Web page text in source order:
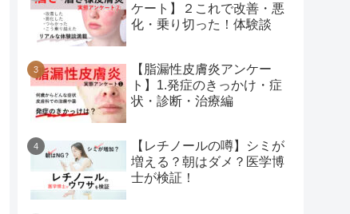
ケート】２これで改善・悪
化・乗り切った！体験談
【脂漏性皮膚炎アンケー
ト】1.発症のきっかけ・症
状・診断・治療編
【レチノールの噂】シミが
増える？朝はダメ？医学博
士が検証！